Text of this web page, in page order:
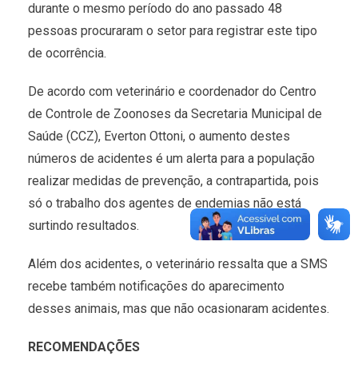
durante o mesmo período do ano passado 48
pessoas procuraram o setor para registrar este tipo
de ocorrência.
De acordo com veterinário e coordenador do Centro
de Controle de Zoonoses da Secretaria Municipal de
Saúde (CCZ), Everton Ottoni, o aumento destes
números de acidentes é um alerta para a população
realizar medidas de prevenção, a contrapartida, pois
só o trabalho dos agentes de endemias não está
surtindo resultados.
Além dos acidentes, o veterinário ressalta que a SMS
recebe também notificações do aparecimento
desses animais, mas que não ocasionaram acidentes.
RECOMENDAÇÕES